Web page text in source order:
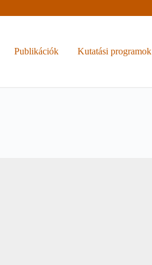
Publikációk Kutatási programok